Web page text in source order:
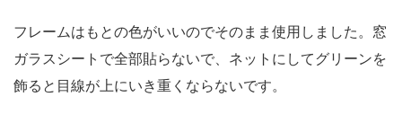
フレームはもとの色がいいのでそのまま使用しました。窓
ガラスシートで全部貼らないで、ネットにしてグリーンを
飾ると目線が上にいき重くならないです。